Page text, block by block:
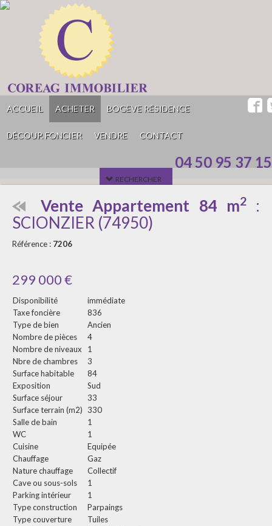
ACCUEIL ACHETER BOGÈVE RÉSIDENCE
DÉCOUP. FONCIER VENDRE CONTACT
04 50 95 37 15
RECHERCHER
Vente Appartement 84 m2:
SCIONZIER (74950)
Référence : 7206
299 000€
Disponibilité
immédiate
Taxe foncière
836
Type de bien
Ancien
Nombre de pièces
4
Nombre de niveaux
1
Nbre de chambres
3
Surface habitable
84
Exposition
Sud
Surface séjour
33
Surface terrain (m2) 330
Salle de bain
1
WC
1
Cuisine
Equipée
Chauffage
Gaz
Nature chauffage
Collectif
Cave ou sous-sols
1
Parking intérieur
1
Type construction
Parpaings
Type couverture
Tuiles